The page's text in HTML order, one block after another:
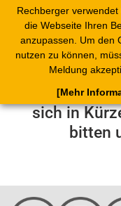
Rechberger verwendet
die Webseite Ihren
anzupassen. Um den
nutzen zu können,
Meldung
[Mehr
Leider ist
aufgetreten.
sich in
bitten